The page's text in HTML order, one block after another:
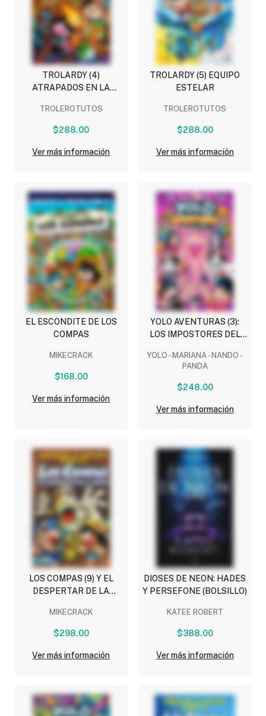
TROLARDY (4)
ATRAPADOS EN LA
TROLEROTUTOS
$288.00
Ver más información
TROLARDY (5) EQUIPO
ESTELAR
TROLEROTUTOS
$288.00
Ver más información
EL ESCONDITE DE LOS
COMPAS
MIKECRACK
$168.00
Ver más información
YOLO AVENTURAS (3):
LOS IMPOSTORES DEL
YOLO - MARIANA - NANDO -
PANDA
$248.00
Ver más información
LOS COMPAS (9) Y EL
DESPERTAR DE LA
MIKECRACK
$298.00
Ver más información
DIOSES DE NEON: HADES
Y PERSEFONE (BOLSILLO)
KATEE ROBERT
$388.00
Ver más información